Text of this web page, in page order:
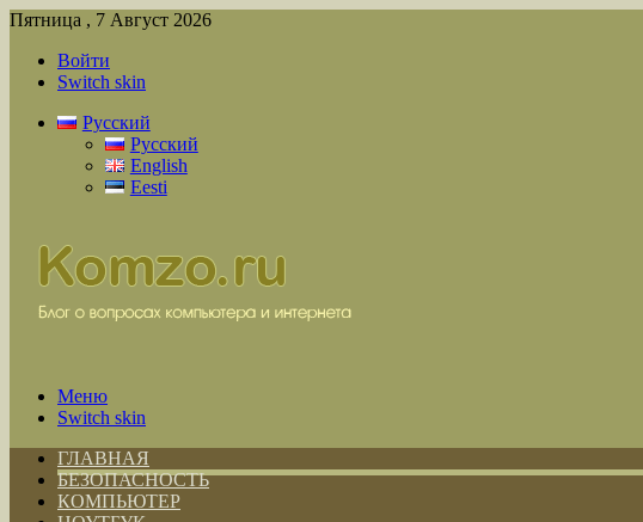
Пятница , 7 Август 2026
Войти
Switch skin
Русский
Русский
English
Eesti
Меню
Switch skin
ГЛАВНАЯ
БЕЗОПАСНОСТЬ
КОМПЬЮТЕР